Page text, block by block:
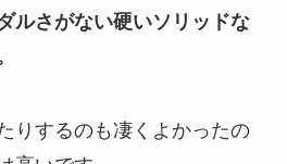
ルさがない硬いソリッドな
りするのも凄くよかったの